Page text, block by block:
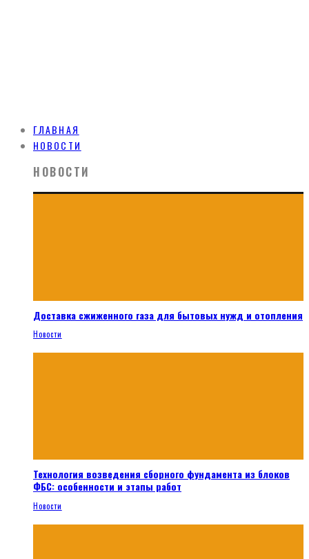
ГЛАВНАЯ
НОВОСТИ
НОВОСТИ
Доставка сжиженного газа для бытовых нужд и отопления
Новости
Технология возведения сборного фундамента из блоков
ФБС: особенности и этапы работ
Новости